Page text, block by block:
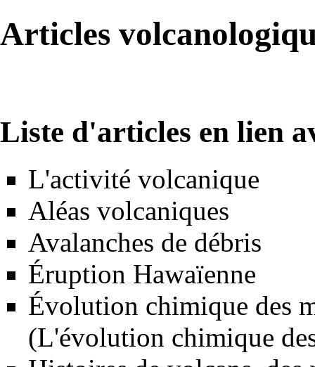
Articles
Liste d'articles en lien
L'activité volcanique
Aléas volcaniques
Avalanches de débris
Éruption Hawaïenne
Évolution chimique des
(L'évolution chimique